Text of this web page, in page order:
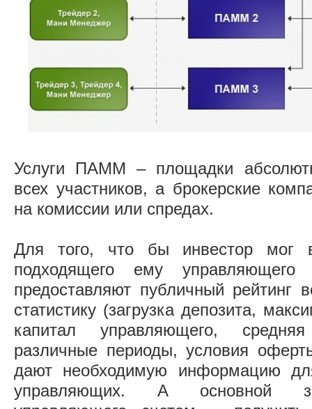
Услуги ПАММ – площадки
всех участников, а брокерские
на комиссии или спредах.
Для того, что бы инвестор мог
подходящего ему управляющего
предоставляют публичный рейтинг
статистику (загрузка депозита,
капитал управляющего,
различные периоды, условия
дают необходимую информацию
управляющих. А основной